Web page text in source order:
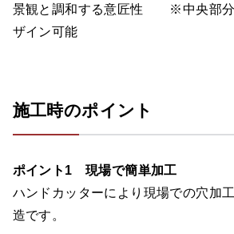
景観と調和する意匠性 ※中央部分
ザイン可能
施工時のポイント
ポイント1 現場で簡単加工
ハンドカッターにより現場での穴加
造です。